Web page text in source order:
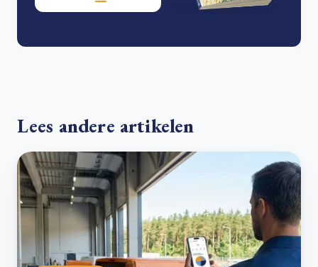
Lees andere artikelen